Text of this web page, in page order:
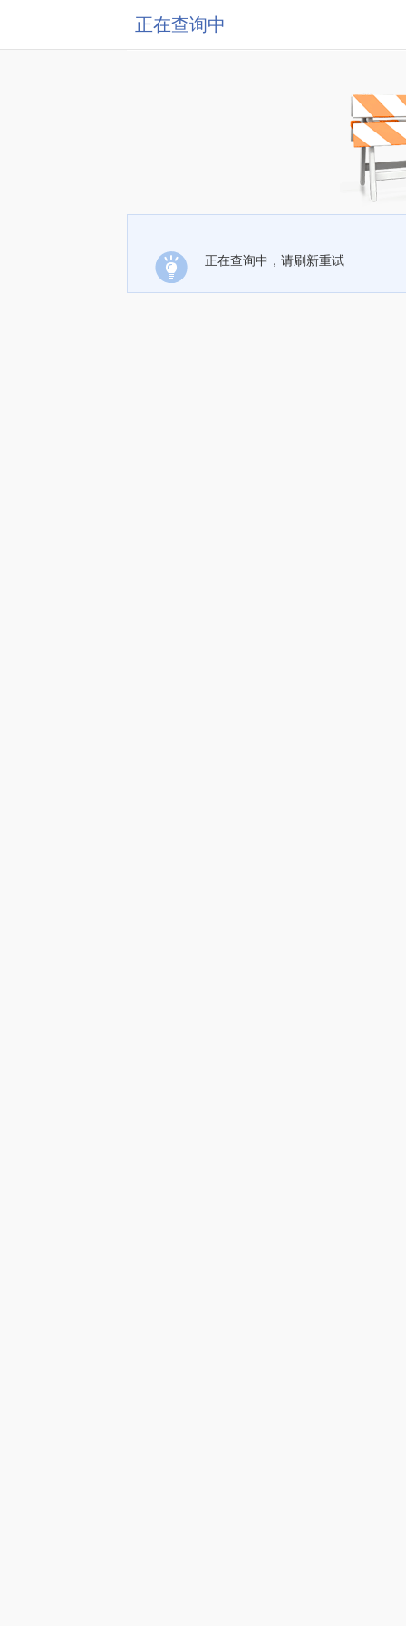
正在查询中
正在查询中，请刷新重试